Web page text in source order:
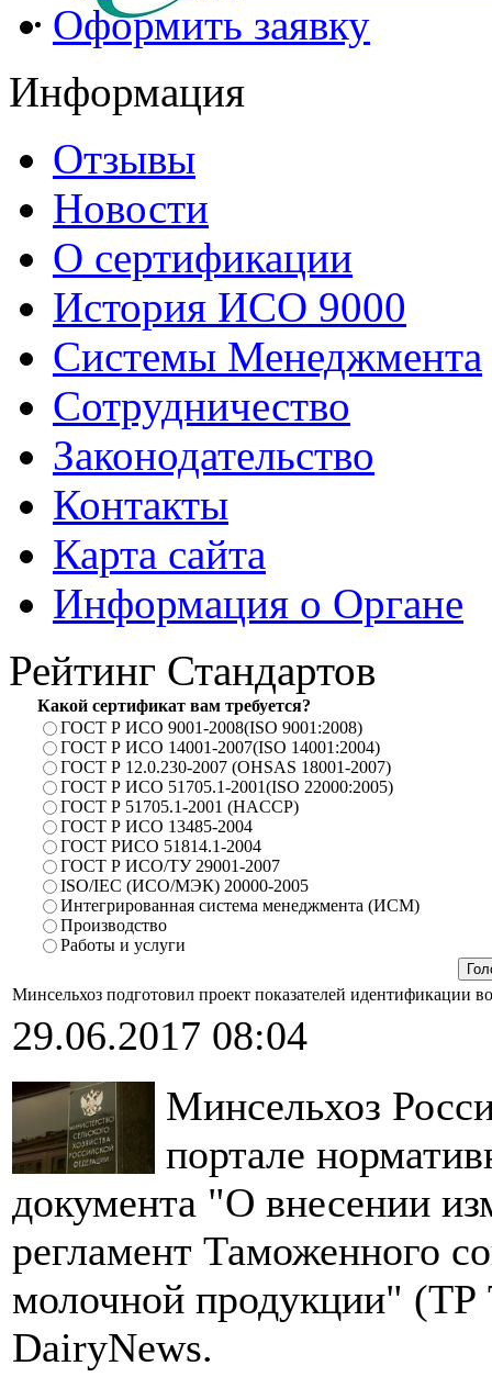
Оформить заявку
Информация
Отзывы
Новости
О сертификации
История ИСО 9000
Системы Менеджмента
Сотрудничество
Законодательство
Контакты
Карта сайта
Информация о Органе
Рейтинг Стандартов
Какой сертификат вам требуется?
ГОСТ Р ИСО 9001-2008(ISO 9001:2008)
ГОСТ Р ИСО 14001-2007(ISO 14001:2004)
ГОСТ Р 12.0.230-2007 (OHSAS 18001-2007)
ГОСТ Р ИСО 51705.1-2001(ISO 22000:2005)
ГОСТ Р 51705.1-2001 (HACCP)
ГОСТ Р ИСО 13485-2004
ГОСТ РИСО 51814.1-2004
ГОСТ Р ИСО/ТУ 29001-2007
ISO/IEC (ИСО/МЭК) 20000-2005
Интегрированная система менеджмента (ИСМ)
Производство
Работы и услуги
Минсельхоз подготовил проект показателей идентификации
29.06.2017 08:04
Минсельхоз
портале
документа "О внесении
регламент Таможенного
молочной продукции"
DairyNews.